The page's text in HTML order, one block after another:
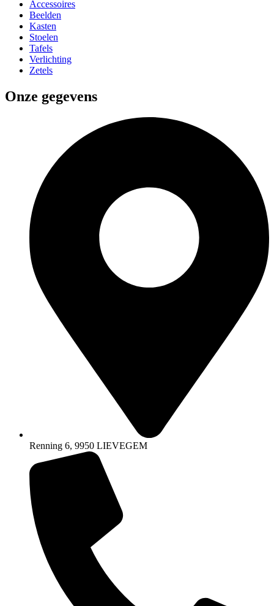
Accessoires
Beelden
Kasten
Stoelen
Tafels
Verlichting
Zetels
Onze gegevens
Renning 6, 9950 LIEVEGEM